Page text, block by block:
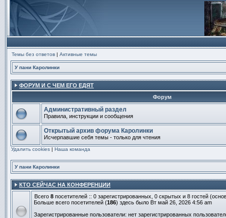
Темы без ответов | Активные темы
У пани Каролинки
ФОРУМ И С ЧЕМ ЕГО ЕДЯТ
Форум
Нет
непрочитанных
сообщений
Административный раздел
Правила, инструкции и сообщения
Нет
непрочитанных
Открытый архив форума Каролинки
Исчерпавшие себя темы - только для чтения
Удалить cookies | Наша команда
У пани Каролинки
КТО СЕЙЧАС НА КОНФЕРЕНЦИИ
Всего 8 посетителей :: 0 зарегистрированных, 0 скрытых и 8 гостей
Больше всего посетителей (186) здесь было Вт май 26, 2026 4:56 am
Зарегистрированные пользователи: нет зарегистрированных